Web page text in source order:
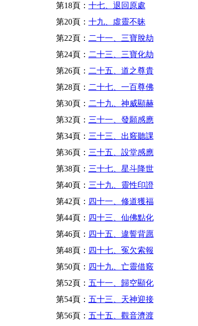
第18頁： 十七、退回原處
第20頁： 十九、虛靈不昧
第22頁： 二十一、三寶脫劫
第24頁： 二十三、三寶化劫
第26頁： 二十五、道之尊貴
第28頁： 二十七、一百尊佛
第30頁： 二十九、神威顯赫
第32頁： 三十一、發願感應
第34頁： 三十三、出竅聽課
第36頁： 三十五、設堂感應
第38頁： 三十七、星斗降世
第40頁： 三十九、靈性印證
第42頁： 四十一、修道獲福
第44頁： 四十三、仙佛點化
第46頁： 四十五、違誓背愿
第48頁： 四十七、冤欠索報
第50頁： 四十九、亡靈借竅
第52頁： 五十一、歸空顯化
第54頁： 五十三、天神迎接
第56頁： 五十五、觀音濟渡